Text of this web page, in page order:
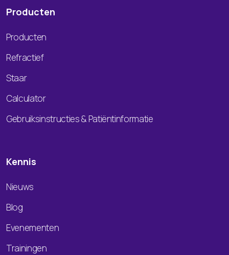
Producten
Producten
Refractief
Staar
Calculator
Gebruiksinstructies & Patiëntinformatie
Kennis
Nieuws
Blog
Evenementen
Trainingen